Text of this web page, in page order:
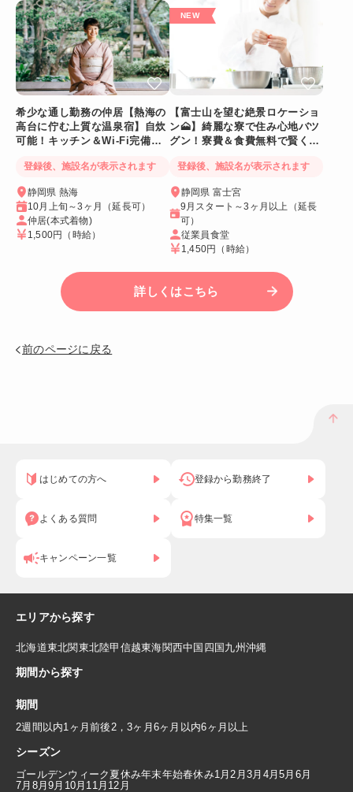
希少な通し勤務の仲居【熱海の
高台に佇む上質な温泉宿】自炊
可能！キッチン＆Wi-Fi完備！
登録後、施設名が表示されます
静岡県 熱海
10月上旬～3ヶ月（延長可）
仲居(本式着物)
1,500円 （時給）
【富士山を望む絶景ロケーショ
ン🗻】綺麗な寮で住み心地バツ
グン！寮費＆食費無料で賢く稼
登録後、施設名が表示されます
静岡県 富士宮
9月スタート～3ヶ月以上（延長
可）
従業員食堂
1,450円 （時給）
詳しくはこちら
前のページに戻る
はじめての方へ 登録から勤務終了
よくある質問 特集一覧
キャンペーン一覧
エリアから探す
北海道東北関東北陸甲信越東海関西中国 四国九州沖縄
期間から探す
期間
2週間以内1ヶ月前後 2，3ヶ月 6ヶ月以内6ヶ月以上
シーズン
ゴールデンウィーク 夏休み年末年始春休み1月 2月3月 4月5月 6月
7月 8月9月 10月 11月 12月